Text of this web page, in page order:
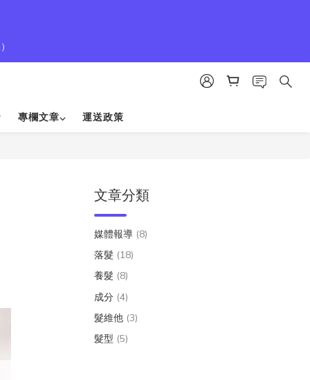
專欄文章⌵ 運送政策
文章分類
媒體報導 (8)
落髮 (18)
養髮 (8)
成分 (4)
髮維他 (3)
髮型 (5)